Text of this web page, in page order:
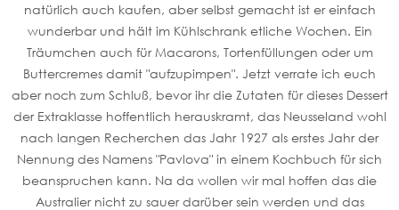
natürlich auch kaufen, aber selbst gemacht ist er einfach
wunderbar und hält im Kühlschrank etliche Wochen. Ein
Träumchen auch für Macarons, Tortenfüllungen oder um
Buttercremes damit "aufzupimpen". Jetzt verrate ich euch
aber noch zum Schluß, bevor ihr die Zutaten für dieses Dessert
der Extraklasse hoffentlich herauskramt, das Neusseland wohl
nach langen Recherchen das Jahr 1927 als erstes Jahr der
Nennung des Namens "Pavlova" in einem Kochbuch für sich
beanspruchen kann. Na da wollen wir mal hoffen das die
Australier nicht zu sauer darüber sein werden und das